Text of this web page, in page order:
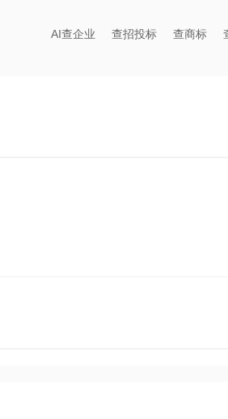
AI查企业 查招投标 查商标